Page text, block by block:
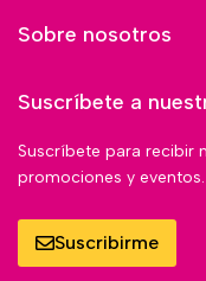
Sobre nosotros
Suscríbete a
Suscríbete para recibir
promociones y eventos.
Suscribirme